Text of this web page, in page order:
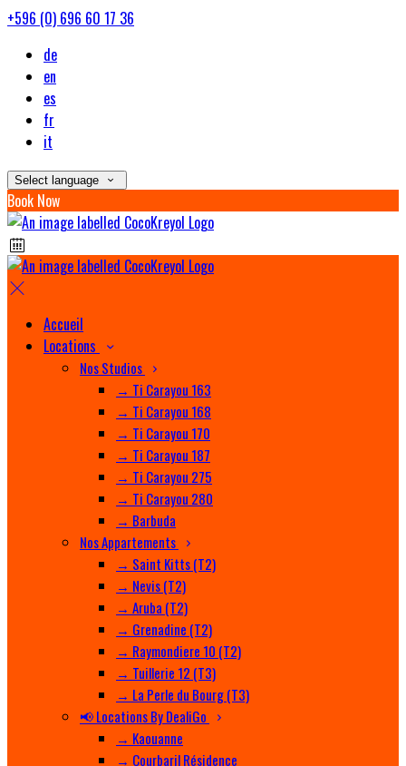
+596 (0) 696 60 17 36
de
en
es
fr
it
Select language
Book Now
Accueil
Locations
Nos Studios
→ Ti Carayou 163
→ Ti Carayou 168
→ Ti Carayou 170
→ Ti Carayou 187
→ Ti Carayou 275
→ Ti Carayou 280
→ Barbuda
Nos Appartements
→ Saint Kitts (T2)
→ Nevis (T2)
→ Aruba (T2)
→ Grenadine (T2)
→ Raymondiere 10 (T2)
→ Tuillerie 12 (T3)
→ La Perle du Bourg (T3)
📢 Locations By DealiGo
→ Kaouanne
→ Courbaril Résidence